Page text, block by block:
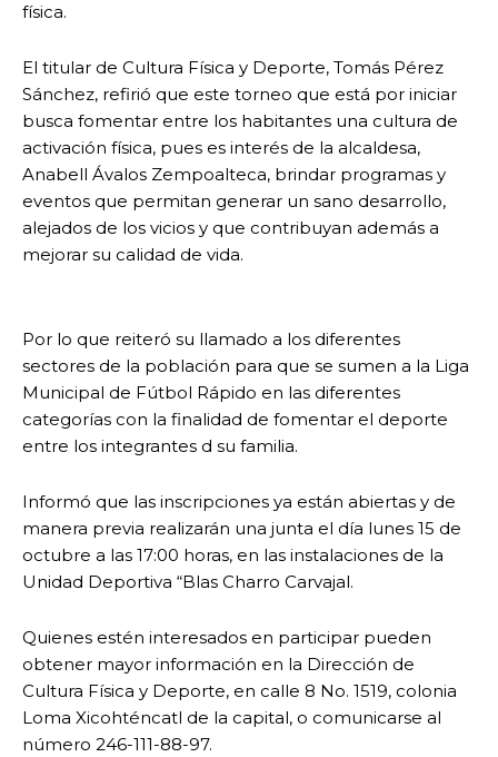
física.
El titular de Cultura Física y Deporte, Tomás Pérez
Sánchez, refirió que este torneo que está por iniciar
busca fomentar entre los habitantes una cultura de
activación física, pues es interés de la alcaldesa,
Anabell Ávalos Zempoalteca, brindar programas y
eventos que permitan generar un sano desarrollo,
alejados de los vicios y que contribuyan además a
mejorar su calidad de vida.
Por lo que reiteró su llamado a los diferentes
sectores de la población para que se sumen a la Liga
Municipal de Fútbol Rápido en las diferentes
categorías con la finalidad de fomentar el deporte
entre los integrantes d su familia.
Informó que las inscripciones ya están abiertas y de
manera previa realizarán una junta el día lunes 15 de
octubre a las 17:00 horas, en las instalaciones de la
Unidad Deportiva “Blas Charro Carvajal.
Quienes estén interesados en participar pueden
obtener mayor información en la Dirección de
Cultura Física y Deporte, en calle 8 No. 1519, colonia
Loma Xicohténcatl de la capital, o comunicarse al
número 246-111-88-97.